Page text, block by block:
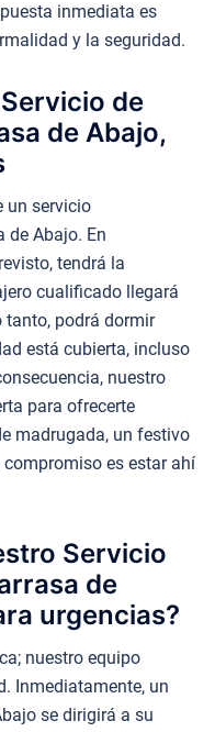
inmediata es
y la seguridad.
de
de Abajo,
un servicio
de Abajo. En
tendrá la
cualificado llegará
tanto, podrá dormir
está cubierta, incluso
nuestro
para ofrecerte
madrugada, un festivo
es estar ahí
Servicio
de
urgencias?
nuestro equipo
Inmediatamente, un
se dirigirá a su